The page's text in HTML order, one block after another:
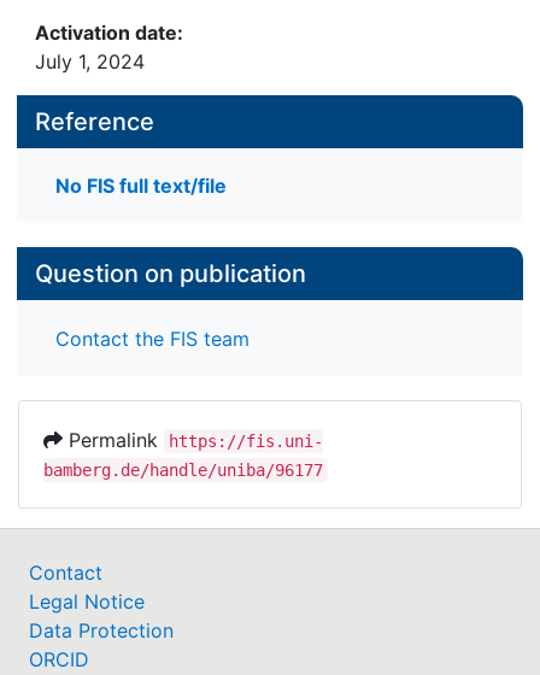
Activation date:
July 1, 2024
Reference
No FIS full text/file
Question on publication
Contact the FIS team
Permalink
https://fis.uni-
bamberg.de/handle/uniba/96177
Contact
Legal Notice
Data Protection
ORCID